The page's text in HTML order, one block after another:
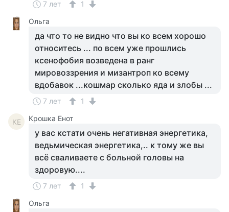
7 лет
1
Ольга
да что то не видно что вы ко всем хорошо
относитесь ... по всем уже прошлись
ксенофобия возведена в ранг
мировоззрения и мизантроп ко всему
вдобавок ...кошмар сколько яда и злобы ...
7 лет 1
КЕ Крошка Енот
у вас кстати очень негативная энергетика,
ведьмическая энергетика,.. к тому же вы
всё сваливаете с больной головы на
здоровую....
7 лет
1
Ольга